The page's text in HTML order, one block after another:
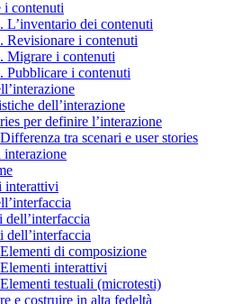
i contenuti
L’inventario dei contenuti
Revisionare i contenuti
Migrare i contenuti
Pubblicare i contenuti
dell’interazione
per definire l’interazione
tra scenari e user stories
interazione
interattivi
dell’interfaccia
di composizione
interattivi
testuali (microtesti)
e costruire in alta fedeltà